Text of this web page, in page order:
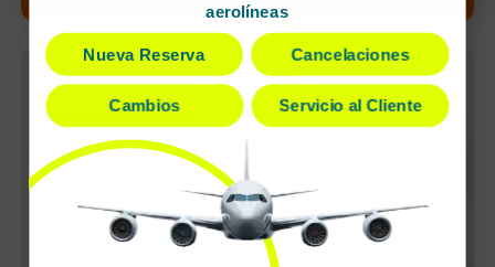
Artículos Recientes
¿Cómo puedo
gestionar mi reserva
con Avianca Airlines?
aerolíneas
Nueva Reserva Cancelaciones
Cambios Servicio al Cliente